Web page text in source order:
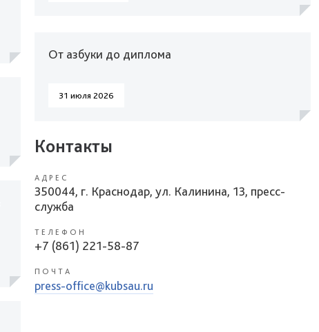
От азбуки до диплома
31 июля 2026
Контакты
АДРЕС
350044, г. Краснодар, ул. Калинина, 13, пресс-
служба
ТЕЛЕФОН
+7 (861) 221-58-87
ПОЧТА
press-office@kubsau.ru